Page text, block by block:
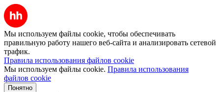
Мы используем файлы cookie, чтобы обеспечивать
правильную работу нашего веб-сайта и анализировать сетевой
трафик.
Правила использования файлов cookie
Мы используем файлы cookie. Правила использования
файлов cookie
Понятно